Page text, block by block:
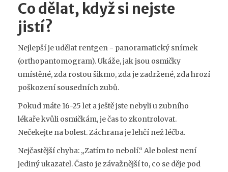
Co dělat, když si nejste
jistí?
Nejlepší je udělat rentgen - panoramatický snímek
(orthopantomogram). Ukáže, jak jsou osmičky
umístěné, zda rostou šikmo, zda je zadržené, zda hrozí
poškození sousedních zubů.
Pokud máte 16-25 let a ještě jste nebyli u zubního
lékaře kvůli osmičkám, je čas to zkontrolovat.
Nečekejte na bolest. Záchrana je lehčí než léčba.
Nejčastější chyba: „Zatím to nebolí.“ Ale bolest není
jediný ukazatel. Často je závažnější to, co se děje pod